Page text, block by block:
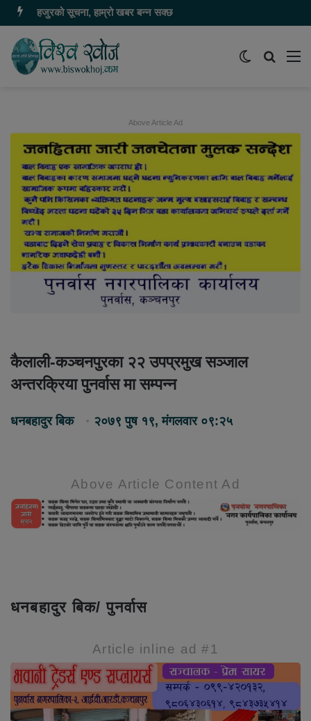
हजुरको सूचना, हाम्रो खबर बन्न सक्छ
समाचार
Switch
Above Article Ad
कैलाली-कञ्चनपुरका २२ उपप्रमुख सञ्जाल
अन्तरक्रिया पुनर्वास मा सम्पन्न
धनबहादुर बिक २०७९ पुष १९, मंगलवार ०९:२५
Above Article Content Ad
धनबहादुर बिक/ पुनर्वास
Article inline ad #1